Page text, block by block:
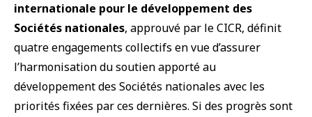
internationale pour le développement des
Sociétés nationales, approuvé par le CICR, définit
quatre engagements collectifs en vue d’assurer
l’harmonisation du soutien apporté au
développement des Sociétés nationales avec les
priorités fixées par ces dernières. Si des progrès sont